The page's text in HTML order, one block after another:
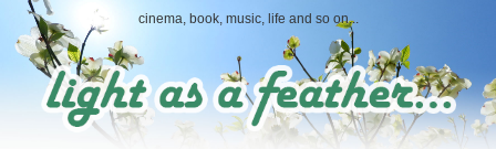
cinema, book, music, life and so on...